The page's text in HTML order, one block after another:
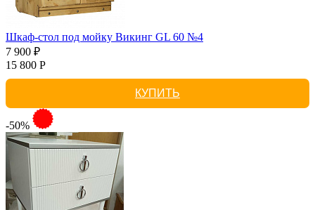
Шкаф-стол под мойку Викинг GL 60 №4
7 900 ₽
15 800 Р
КУПИТЬ
-50%